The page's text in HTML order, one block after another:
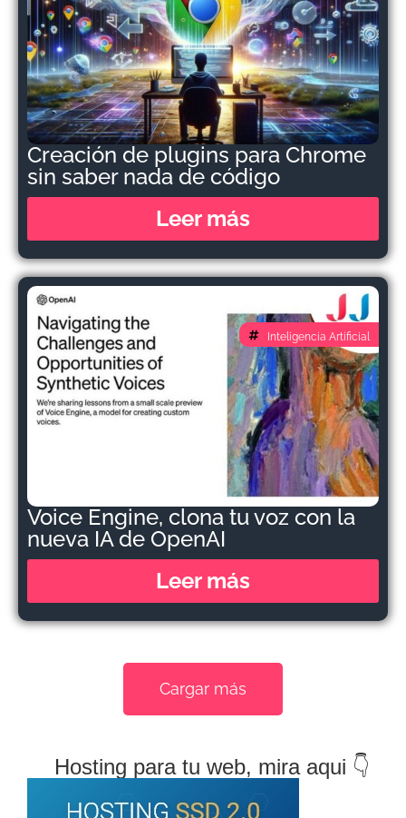
Creación de plugins para Chrome
sin saber nada de código
Leer más
Voice Engine, clona tu voz con la
nueva IA de OpenAI
Inteligencia Artificial
Leer más
Cargar más
Hosting para tu web, mira aqui 👇